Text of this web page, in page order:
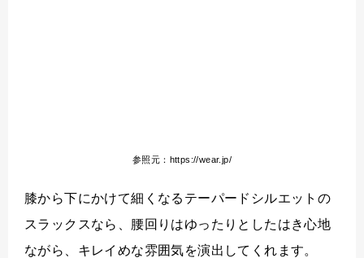
参照元：https://wear.jp/
膝から下にかけて細くなるテーパードシルエットの
スラックスなら、腰回りはゆったりとしたはき心地
ながら、キレイめな雰囲気を演出してくれます。